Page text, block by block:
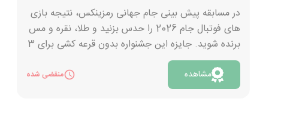
در مسابقه پیش بینی جام جهانی رمزینکس، نتیجه بازی
های فوتبال جام 2026 را حدس بزنید و طلا، نقره و مس
برنده شوید. جایزه این جشنواره بدون قرعه کشی برای 3
مس است. همچنین 1 میلیارد تومان ایردراپ و جایزه
های روزانه و هفتگی نیز برای شرکت کنندگان در این
مشاهده منقضی شده